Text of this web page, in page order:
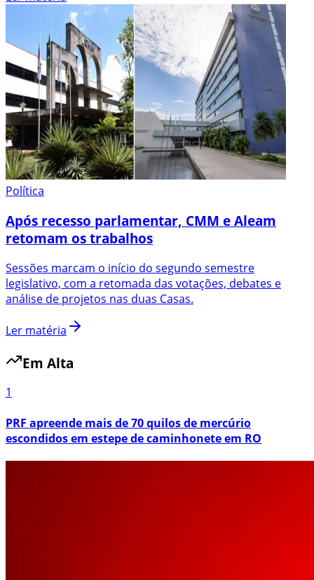
Política
Após recesso parlamentar, CMM e Aleam
retomam os trabalhos
Sessões marcam o início do segundo semestre
legislativo, com a retomada das votações, debates e
análise de projetos nas duas Casas.
Ler matéria
Em Alta
1
PRF apreende mais de 70 quilos de mercúrio
escondidos em estepe de caminhonete em RO